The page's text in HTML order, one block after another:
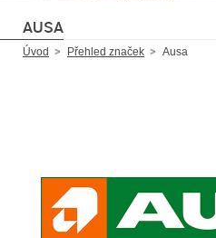
AUSA
Úvod Přehled značek Ausa